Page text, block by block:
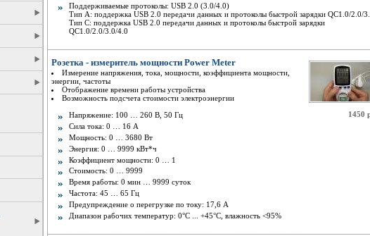
Поддерживаемые протоколы: USB 2.0 (3.0/4.0)
Тип А: поддержка USB 2.0 передачи данных и протоколы быстрой зарядки QC1.0/2.0/
Тип С: поддержка USB 2.0 передачи данных и протоколы быстрой зарядки
QC1.0/2.0/3.0/4.0
1450
Розетка - измеритель мощности Power Meter
Измерение напряжения, тока, мощности, коэффициента мощности,
энергии, частоты
Отображение времени работы устройства
Возможность подсчета стоимости электроэнергии
Напряжение: 100 … 260 В, 50 Гц
Сила тока: 0 … 16 А
Мощность: 0 … 3680 Вт
Энергия: 0 … 9999 кВт*ч
Коэффициент мощности: 0 … 1
Стоимость: 0 … 9999
Время работы: 0 мин … 9999 суток
Частота: 45 … 65 Гц
Предупреждение о перегрузке по току: 17,6 A
Диапазон рабочих температур: 0°С ... +45°С, влажность <95%